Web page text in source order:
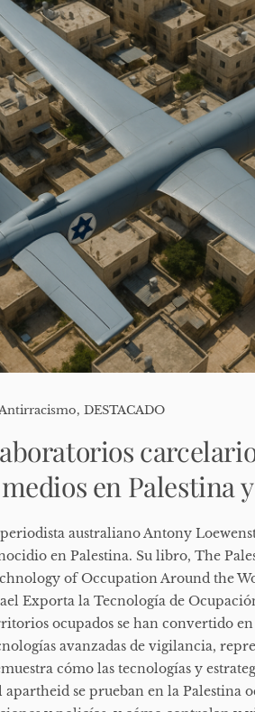
,DESTACADO
en Palestina
australiano Antony
en Palestina. Su libro, The
of Occupation Around the
Exporta la Tecnología de
ocupados se han convertido
avanzadas de vigilancia,
cómo las tecnologías y
apartheid se prueban en la Palestina